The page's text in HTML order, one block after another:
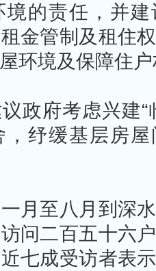
境的责任，并
金管制及租住
环境及保障住
政府考虑兴建“
，纾缓基层房
月至八月到深
问二百五十六
七成受访者表